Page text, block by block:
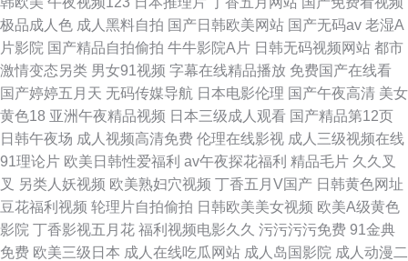
极品成人色 成人黑料自拍 国产日韩欧美网站 国产无码av 老湿A
片影院 国产精品自拍偷拍 牛牛影院A片 日韩无码视频网站 都市
激情变态另类 男女91视频 字幕在线精品播放 免费国产在线看
国产婷婷五月天 无码传媒导航 日本电影伦理 国产午夜高清 美女
黄色18 亚洲午夜精品视频 日本三级成人观看 国产精品第12页
日韩午夜场 成人视频高清免费 伦理在线影视 成人三级视频在线
91理论片 欧美日韩性爱福利 av午夜探花福利 精品毛片 久久叉
叉 另类人妖视频 欧美熟妇穴视频 丁香五月V国产 日韩黄色网址
豆花福利视频 轮理片自拍偷拍 日韩欧美美女视频 欧美A级黄色
影院 丁香影视五月花 福利视频电影久久 污污污污免费 91金典
免费 欧美三级日本 成人在线吃瓜网站 成人岛国影院 成人动漫二